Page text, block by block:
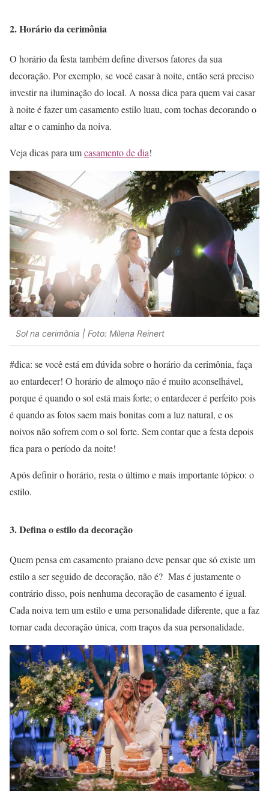
2. Horário da cerimônia
O horário da festa também define diversos fatores da sua
decoração. Por exemplo, se você casar à noite, então será preciso
investir na iluminação do local. A nossa dica para quem vai casar
à noite é fazer um casamento estilo luau, com tochas decorando o
altar e o caminho da noiva.
Veja dicas para umcasamento de dia!
Sol na cerimônia | Foto: Milena Reinert
#dica: se você está em dúvida sobre o horário da cerimônia, faça
ao entardecer! O horário de almoço não é muito aconselhável,
porque é quando o sol está mais forte; o entardecer é perfeito pois
é quando as fotos saem mais bonitas com a luz natural, e os
noivos não sofrem com o sol forte. Sem contar que a festa depois
fica para o período da noite!
Após definir o horário, resta o último e mais importante tópico: o
estilo.
3. Defina o estilo da decoração
Quem pensa em casamento praiano deve pensar que só existe um
estilo a ser seguido de decoração, não é? Mas é justamente o
contrário disso, pois nenhuma decoração de casamento é igual.
Cada noiva tem um estilo e uma personalidade diferente, que a faz
tornar cada decoração única, com traços da sua personalidade.